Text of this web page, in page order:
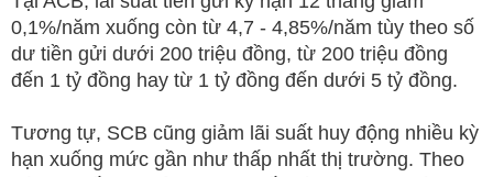
0,1%/năm xuống còn từ 4,7 - 4,85%/năm tùy theo số
dư tiền gửi dưới 200 triệu đồng, từ 200 triệu đồng
đến 1 tỷ đồng hay từ 1 tỷ đồng đến dưới 5 tỷ đồng.
Tương tự, SCB cũng giảm lãi suất huy động nhiều kỳ
hạn xuống mức gần như thấp nhất thị trường. Theo